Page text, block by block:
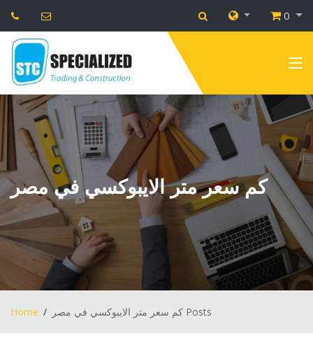
0
كم سعر متر الايبوكسي في مصر
Home كم سعر متر الايبوكسي في مصر Posts